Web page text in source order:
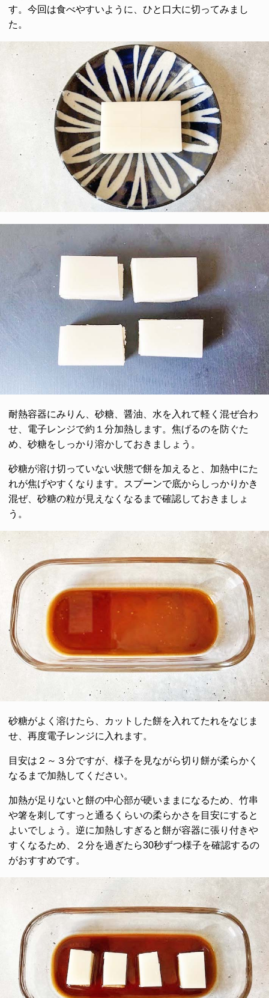
す。今回は食べやすいように、ひと口大に切ってみまし
た。
耐熱容器にみりん、砂糖、醤油、水を入れて軽く混ぜ合わ
せ、電子レンジで約１分加熱します。焦げるのを防ぐた
め、砂糖をしっかり溶かしておきましょう。
砂糖が溶け切っていない状態で餅を加えると、加熱中にた
れが焦げやすくなります。スプーンで底からしっかりかき
混ぜ、砂糖の粒が見えなくなるまで確認しておきましょ
う。
砂糖がよく溶けたら、カットした餅を入れてたれをなじま
せ、再度電子レンジに入れます。
目安は２～３分ですが、様子を見ながら切り餅が柔らかく
なるまで加熱してください。
加熱が足りないと餅の中心部が硬いままになるため、竹串
や箸を刺してすっと通るくらいの柔らかさを目安にすると
よいでしょう。逆に加熱しすぎると餅が容器に張り付きや
すくなるため、２分を過ぎたら30秒ずつ様子を確認するの
がおすすめです。